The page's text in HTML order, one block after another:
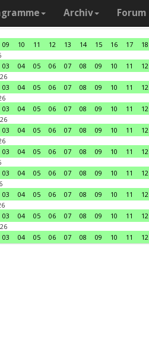
Archiv Forum
09 10 11 12 13 14 15 16 17 18
03 04 05 06 07 08 09 10 11 12
03 04 05 06 07 08 09 10 11 12
03 04 05 06 07 08 09 10 11 12
03 04 05 06 07 08 09 10 11 12
03 04 05 06 07 08 09 10 11 12
03 04 05 06 07 08 09 10 11 12
03 04 05 06 07 08 09 10 11 12
03 04 05 06 07 08 09 10 11 12
03 04 05 06 07 08 09 10 11 12